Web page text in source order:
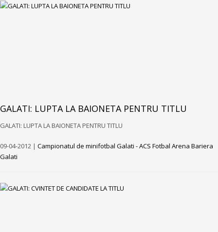
GALATI: LUPTA LA BAIONETA PENTRU TITLU
GALATI: LUPTA LA BAIONETA PENTRU TITLU
09-04-2012 | Campionatul de minifotbal Galati - ACS Fotbal Arena Bariera
Galati